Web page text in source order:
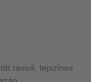
ravioli, tejszínes